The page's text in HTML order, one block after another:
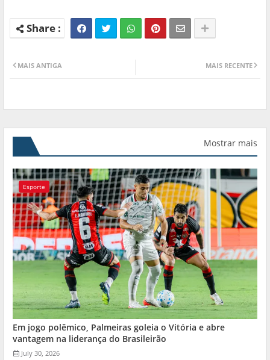
MAIS RECENTE
MAIS ANTIGA
Mostrar mais
Esporte
Em jogo polêmico, Palmeiras goleia o Vitória e abre
vantagem na liderança do Brasileirão
July 30, 2026